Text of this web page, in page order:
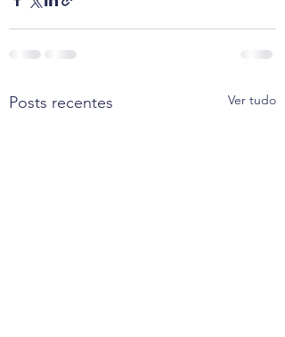
Posts recentes Ver tudo